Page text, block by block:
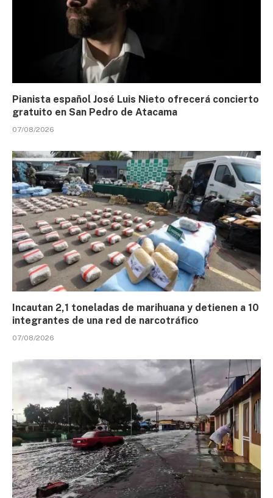
Pianista español José Luis Nieto ofrecerá concierto
gratuito en San Pedro de Atacama
07/08/2026
Incautan 2,1 toneladas de marihuana y detienen a 10
integrantes de una red de narcotráfico
07/08/2026